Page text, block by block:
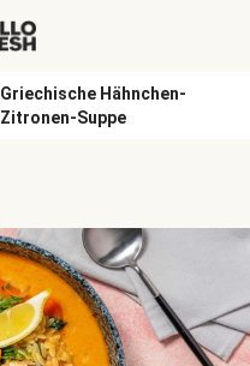
Griechische Hähnchen-
Zitronen-Suppe